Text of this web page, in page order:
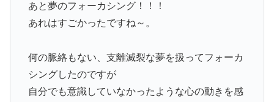
あと夢のフォーカシング！！！
あれはすごかったですね～。
何の脈絡もない、支離滅裂な夢を扱ってフォーカ
シングしたのですが
自分でも意識していなかったような心の動きを感